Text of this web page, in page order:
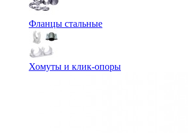
Фланцы стальные
Хомуты и клик-опоры